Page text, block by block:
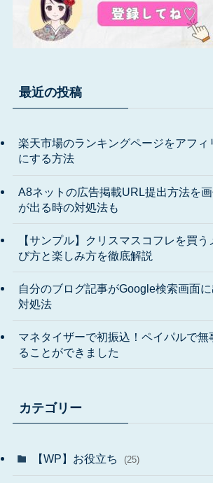
最近の投稿
楽天市場のランキングページをアフィ
にする方法
A8ネットの広告掲載URL提出方法を
が出る時の対処法も
【サンプル】クリスマスコフレを買
び方と楽しみ方を徹底解説
自分のブログ記事がGoogle検索画面
対処法
マネタイザーで初振込！ペイパルで無
ることができました
カテゴリー
【WP】お役立ち (25)